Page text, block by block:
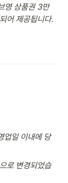
영 상품권 3만
어 제공됩니다.
업일 이내에 당
로 변경되었습